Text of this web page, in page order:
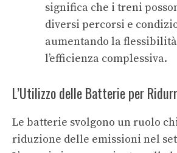
significa che i treni
diversi percorsi e
aumentando la
l’efficienza complessiva.
L’Utilizzo delle Batterie per
Le batterie svolgono un ruolo
riduzione delle emissioni nel